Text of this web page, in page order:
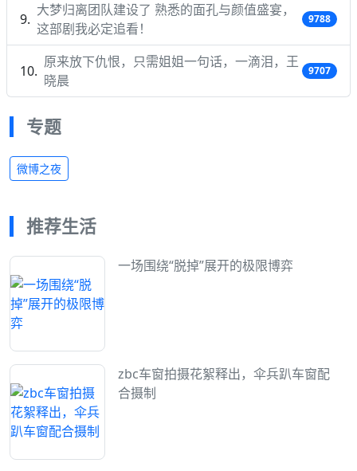
大梦归离团队建设了 熟悉的面孔与颜值盛宴，
这部剧我必定追看！
9788
原来放下仇恨，只需姐姐一句话，一滴泪，王
晓晨
9707
专题
微博之夜
推荐生活
一场围绕“脱掉”展开的极限博弈
zbc车窗拍摄花絮释出，伞兵趴车窗配
合摄制